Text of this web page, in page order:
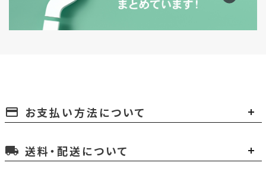
payment お支払い方法について
local_shipping 送料・配送について